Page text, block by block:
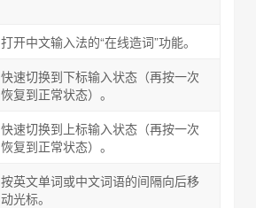
打开中文输入法的“在线造词”功能。
快速切换到下标输入状态（再按一次
恢复到正常状态）。
快速切换到上标输入状态（再按一次
恢复到正常状态）。
按英文单词或中文词语的间隔向后移
动光标。